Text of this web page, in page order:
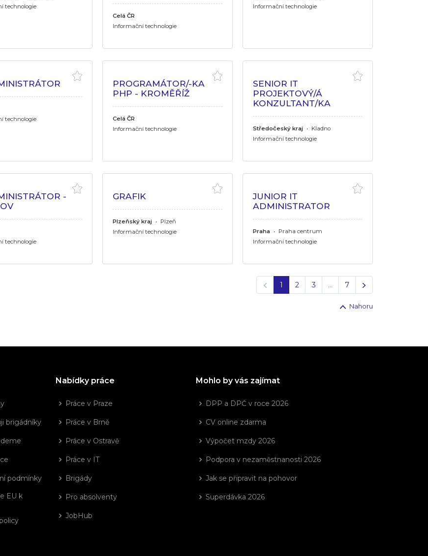
technologie
Celá ČR
Informační technologie
Informační technologie
technologie
PROGRAMÁTOR/-KA
PHP - KROMĚŘÍŽ
Celá ČR
Informační technologie
SENIOR IT
PROJEKTOVÝ/Á
KONZULTANT/KA
Středočeský kraj • Kladno
Informační technologie
-
technologie
GRAFIK
Plzeňský kraj • Plzeň
Informační technologie
JUNIOR IT
ADMINISTRATOR
Praha • Praha centrum
Informační technologie
Předchozí
1 2 3 … 7
Nahoru
brigádníky
podmínky
EU k
Nabídky práce
Práce v Praze
Práce v Brně
Práce v Ostravě
Práce v IT
Brigády
Pro absolventy
JobHub
Mohlo by vás zajímat
DPP a DPČ v roce 2026
CV online zdarma
Výpočet mzdy 2026
Podpora v nezaměstnanosti 2026
Jak se připravit na pohovor
Superdávka 2026